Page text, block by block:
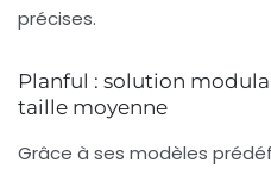
précises.
Planful : solution
taille moyenne
Grâce à ses modèles